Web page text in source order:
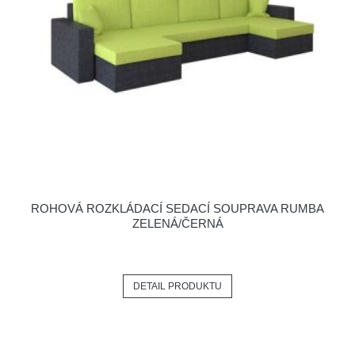
ROHOVÁ ROZKLÁDACÍ SEDACÍ SOUPRAVA RUMBA
ZELENÁ/ČERNÁ
DETAIL PRODUKTU